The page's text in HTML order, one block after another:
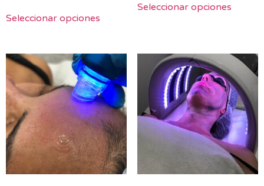
Seleccionar opciones
Seleccionar opciones